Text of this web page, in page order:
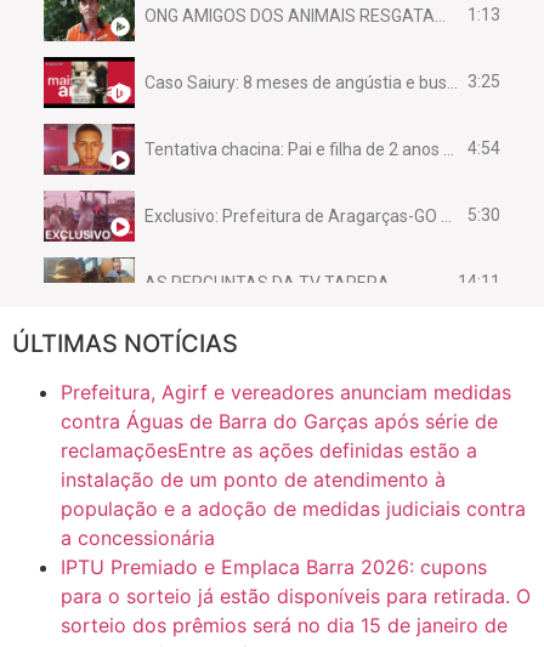
1:13
3:25
4:54
5:30
AS PERGUNTAS DA TV TAPERA 14:11
CASO SAIURY - SEM CORTES
Mini Ginásio de Aragarças- Só a bo$ta 6:31
ÚLTIMAS NOTÍCIAS
Prefeitura, Agirf e vereadores anunciam medidas
contra Águas de Barra do Garças após série de
reclamaçõesEntre as ações definidas estão a
instalação de um ponto de atendimento à
população e a adoção de medidas judiciais contra
a concessionária
IPTU Premiado e Emplaca Barra 2026: cupons
para o sorteio já estão disponíveis para retirada. O
sorteio dos prêmios será no dia 15 de janeiro de